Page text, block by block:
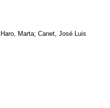
Haro, Marta; Canet, José Luis